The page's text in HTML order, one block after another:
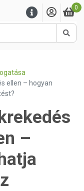
0
ellen – hogyan
–